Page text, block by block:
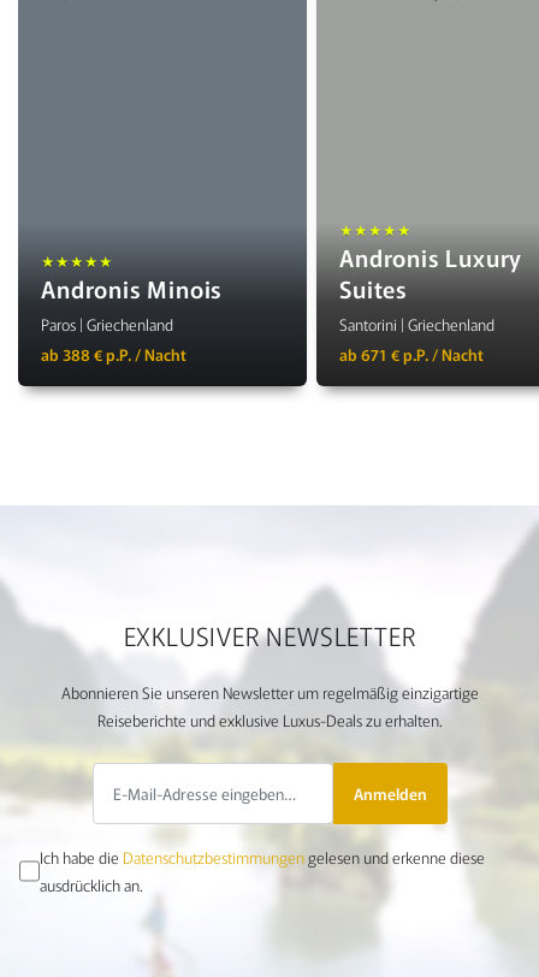
★★★★★
Andronis Minois
Paros | Griechenland
ab 388 € p.P. / Nacht
★★★★★
Andronis Luxury
Suites
Santorini | Griechenland
ab 671 € p.P. / Nacht
EXKLUSIVER NEWSLETTER
Abonnieren Sie unseren Newsletter um regelmäßig einzigartige
Reiseberichte und exklusive Luxus-Deals zu erhalten.
Anmelden
Ich habe die Datenschutzbestimmungengelesen und erkenne diese
ausdrücklich an.